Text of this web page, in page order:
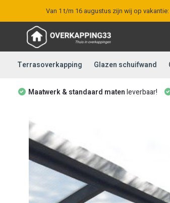
Van 1 t/m 16 augustus zijn wij op
Terrasoverkapping Glazen schuifwand
Maatwerk & standaard matenleverbaar!